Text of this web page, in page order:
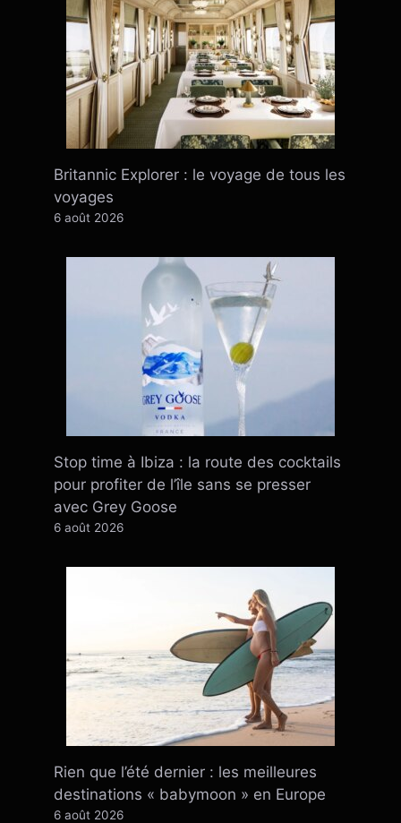
Britannic Explorer : le voyage de tous les
voyages
6 août 2026
Stop time à Ibiza : la route des cocktails
pour profiter de l’île sans se presser
avec Grey Goose
6 août 2026
Rien que l’été dernier : ​​les meilleures
destinations « babymoon » en Europe
6 août 2026